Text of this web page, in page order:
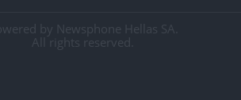
by Newsphone Hellas SA.
All rights reserved.